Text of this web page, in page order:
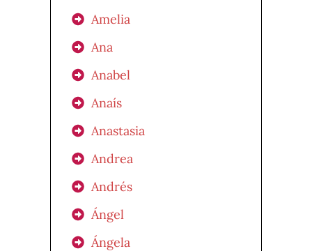
Amelia
Ana
Anabel
Anaís
Anastasia
Andrea
Andrés
Ángel
Ángela